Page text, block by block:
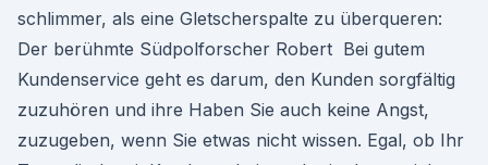
schlimmer, als eine Gletscherspalte zu überqueren:
Der berühmte Südpolforscher Robert Bei gutem
Kundenservice geht es darum, den Kunden sorgfältig
zuzuhören und ihre Haben Sie auch keine Angst,
zuzugeben, wenn Sie etwas nicht wissen. Egal, ob Ihr